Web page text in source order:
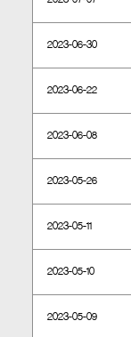
2023-06-30
2023-06-22
2023-06-08
2023-05-26
2023-05-11
2023-05-10
2023-05-09